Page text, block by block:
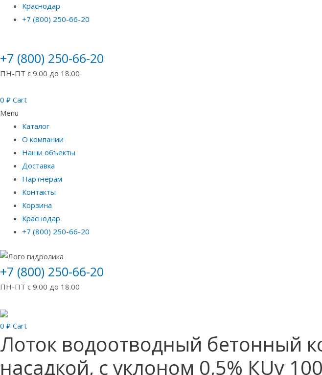
Краснодар
+7 (800) 250-66-20
+7 (800) 250-66-20
ПН-ПТ с 9.00 до 18.00
0 ₽ Cart
Menu
Каталог
О компании
Наши объекты
Доставка
Партнерам
Контакты
Корзина
Краснодар
+7 (800) 250-66-20
+7 (800) 250-66-20
ПН-ПТ с 9.00 до 18.00
0 ₽ Cart
Лоток водоотводный бетонный
насадкой, с уклоном 0,5% КUу